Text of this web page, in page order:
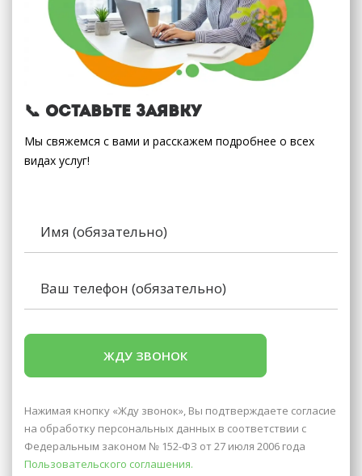
📞 Оставьте заявку
Мы свяжемся с вами и расскажем подробнее о всех
видах услуг!
Нажимая кнопку «Жду звонок», Вы подтверждаете согласие
на обработку персональных данных в соответствии с
Федеральным законом № 152-ФЗ от 27 июля 2006 года
Пользовательского соглашения.